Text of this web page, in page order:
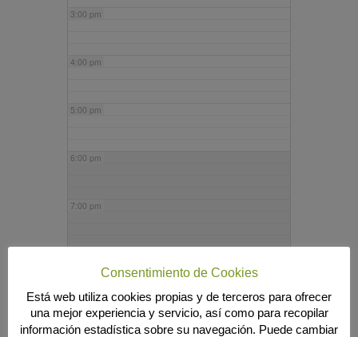
3:00 pm
4:00 pm
5:00 pm
6:00 pm
7:00 pm
9:00 pm
Consentimiento de Cookies
Está web utiliza cookies propias y de terceros para ofrecer
una mejor experiencia y servicio, así como para recopilar
información estadística sobre su navegación. Puede cambiar